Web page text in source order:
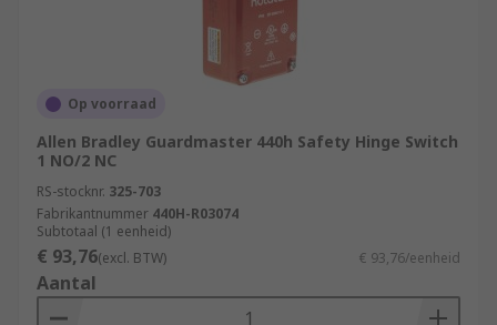
Op voorraad
Allen Bradley Guardmaster 440h Safety Hinge Switch
1 NO/2 NC
RS-stocknr. 325-703
Fabrikantnummer 440H-R03074
Subtotaal (1 eenheid)
€ 93,76(excl. BTW) € 93,76/eenheid
Aantal